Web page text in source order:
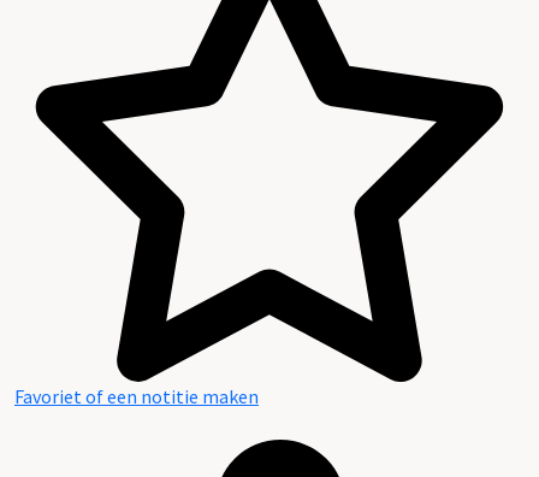
Favoriet of een notitie maken